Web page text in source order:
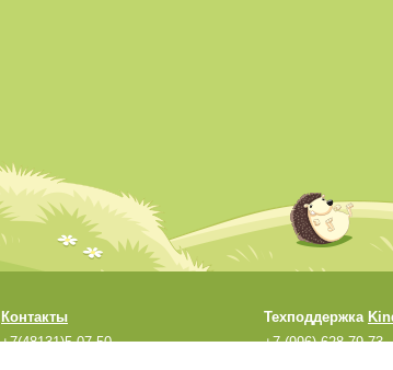
Контакты
+7(48131)5-07-50
Техподдержка
+7 (996) 628-79-73